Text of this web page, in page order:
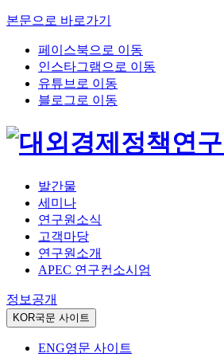
본문으로 바로가기
페이스북으로 이동
인스타그램으로 이동
유튜브로 이동
블로그로 이동
발간물
세미나
연구원소식
고객마당
연구원소개
APEC 연구컨소시엄
정보공개
KOR국문 사이트
ENG영문 사이트